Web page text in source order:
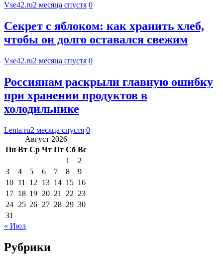
Vse42.ru2 месяца спустя 0
Секрет с яблоком: как хранить хлеб,
чтобы он долго оставался свежим
Vse42.ru2 месяца спустя 0
Россиянам раскрыли главную ошибку
при хранении продуктов в
холодильнике
Lenta.ru2 месяца спустя 0
Август 2026
Пн Вт Ср Чт Пт Сб Вс
1
2
3
4 5 6 7 8
9
10 11 12 13 14 15 16
17 18 19 20 21 22 23
24 25 26 27 28 29 30
31
« Июл
Рубрики